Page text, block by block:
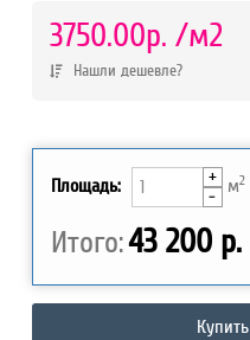
3750.00р.р./м2
Нашли дешевле?
Площадь:
+
- м2
Итого:43 200 р.
Купить